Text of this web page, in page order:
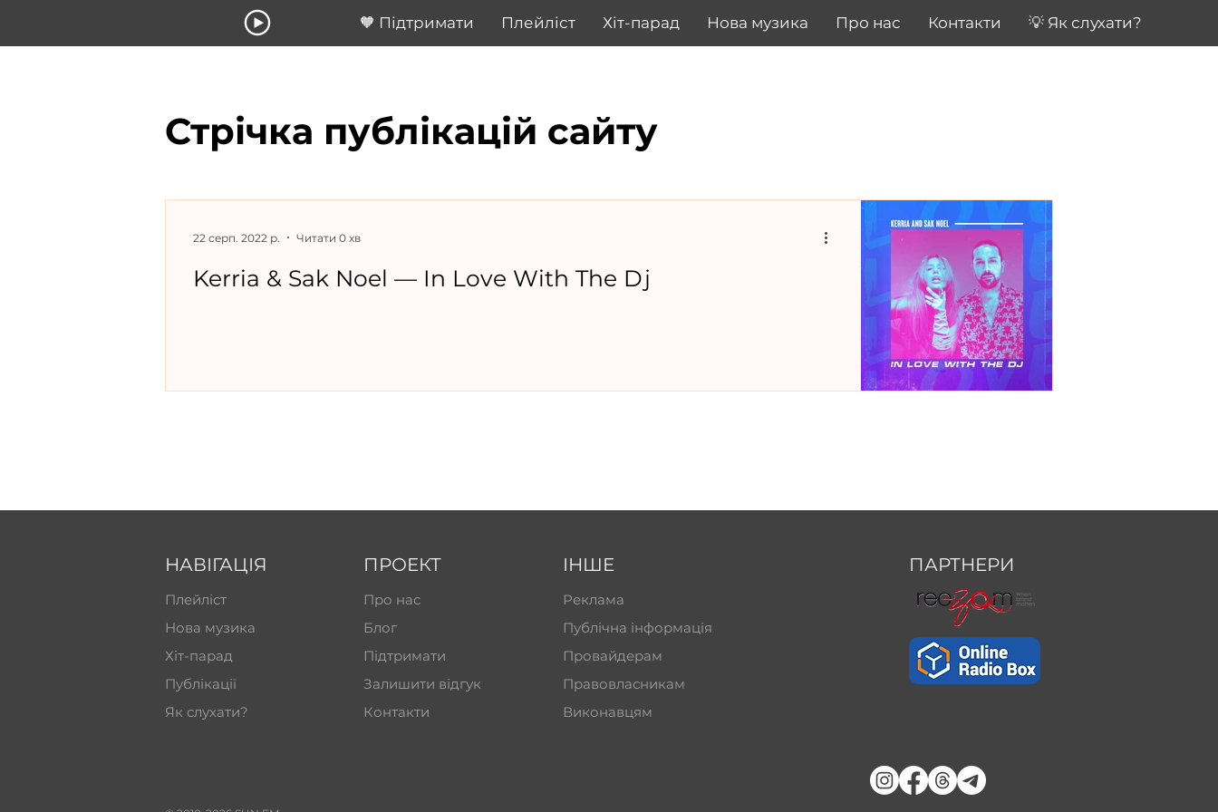
🧡 Підтримати Плейліст Хіт-парад Нова музика Про нас Контакти 💡 Як слухати?
Стрічка публікацій сайту
Kerria & Sak Noel — In Love With The Dj
22 серп. 2022 р. Читати 0 хв
НАВІГАЦІЯ
Плейліст
Нова музика
Хіт-парад
Публікації
Як слухати?
ПРОЕКТ
Про нас
Блог
Підтримати
Залишити відгук
Контакти
ІНШЕ
Реклама
Публічна інформація
Провайдерам
Правовласникам
Виконавцям
ПАРТНЕРИ